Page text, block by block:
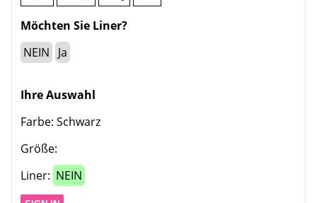
Möchten Sie Liner?
NEIN
Ja
Ihre Auswahl
Farbe: Schwarz
Größe:
Liner: NEIN